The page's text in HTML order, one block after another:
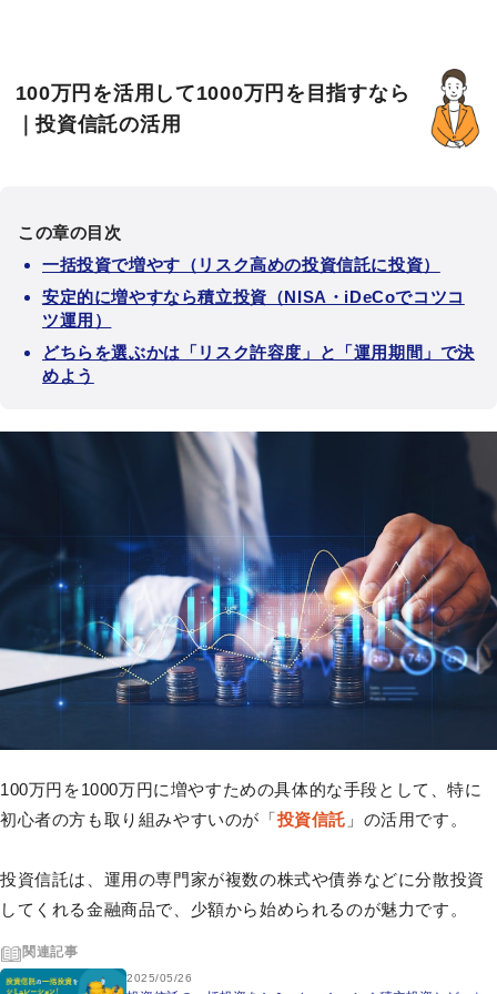
100万円を活用して1000万円を目指すなら
｜投資信託の活用
この章の目次
一括投資で増やす（リスク高めの投資信託に投資）
安定的に増やすなら積立投資（NISA・iDeCoでコツコ
ツ運用）
どちらを選ぶかは「リスク許容度」と「運用期間」で決
めよう
100万円を1000万円に増やすための具体的な手段として、特に
初心者の方も取り組みやすいのが「 投資信託 」の活用です。
投資信託は、運用の専門家が複数の株式や債券などに分散投資
してくれる金融商品で、少額から始められるのが魅力です。
関連記事
2025/05/26